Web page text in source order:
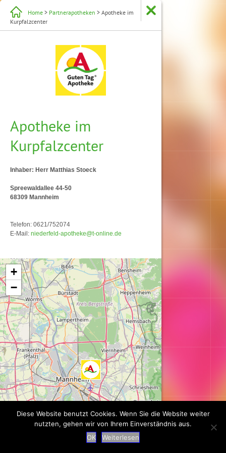
Home > Partnerapotheken > Apotheke im
Kurpfalzcenter
Apotheke im
Kurpfalzcenter
Inhaber: Herr Matthias Stoeck
Spreewaldallee 44-50
68309 Mannheim
Telefon: 0621/752074
E-Mail: niederfeld-apotheke@t-online.de
Karte wird geladen...
+
−
Diese Website benutzt Cookies. Wenn Sie die Website weiter
nutzten, gehen wir von Ihrem Einverständnis aus.
OK
Weiterlesen